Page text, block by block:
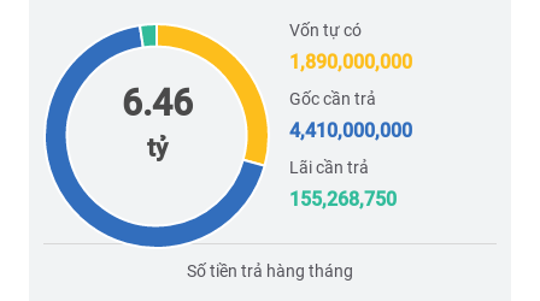
6.46
tỷ
Vốn tự có
1,890,000,000
Gốc cần trả
4,410,000,000
Lãi cần trả
155,268,750
Số tiền trả hàng tháng